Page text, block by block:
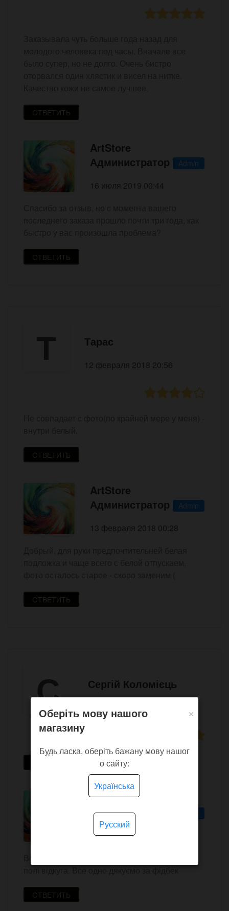
ОТВЕТИТЬ
ArtStore
Администратор
Admin
16 июля 2019 00:44
ОТВЕТИТЬ
Т Тарас
12 февраля 2018 20:56
ОТВЕТИТЬ
ArtStore
Администратор
Admin
13 февраля 2018 00:28
ОТВЕТИТЬ
С Сергій Коломієць
ArtStore
Администратор
20 апреля 2017 23:09
ОТВЕТИТЬ
×
Оберіть мову нашого
магазину
Будь ласка, оберіть бажану мову нашог
о сайту:
Українська
Русский